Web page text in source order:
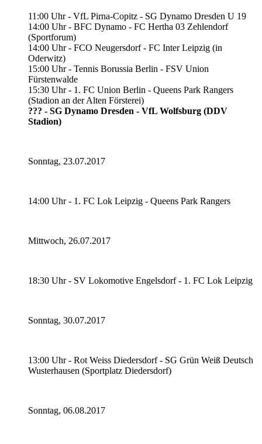
11:00 Uhr - VfL Pirna-Copitz - SG Dynamo Dresden U 19
14:00 Uhr - BFC Dynamo - FC Hertha 03 Zehlendorf
(Sportforum)
14:00 Uhr - FCO Neugersdorf - FC Inter Leipzig (in
Oderwitz)
15:00 Uhr - Tennis Borussia Berlin - FSV Union
Fürstenwalde
15:30 Uhr - 1. FC Union Berlin - Queens Park Rangers
(Stadion an der Alten Försterei)
??? - SG Dynamo Dresden - VfL Wolfsburg (DDV
Stadion)
Sonntag, 23.07.2017
14:00 Uhr - 1. FC Lok Leipzig - Queens Park Rangers
Mittwoch, 26.07.2017
18:30 Uhr - SV Lokomotive Engelsdorf - 1. FC Lok Leipzig
Sonntag, 30.07.2017
13:00 Uhr - Rot Weiss Diedersdorf - SG Grün Weiß Deutsch
Wusterhausen (Sportplatz Diedersdorf)
Sonntag, 06.08.2017